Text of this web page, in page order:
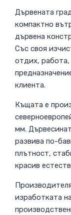
Дървената
компактно
дървена
Със своя
отдих, работа,
клиента.
Къщата е
мм.
развива по-
плътност,
красив
изработката